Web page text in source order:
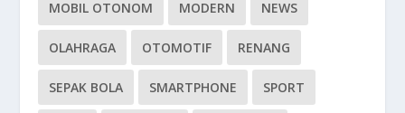
MOBIL OTONOM MODERN NEWS
OLAHRAGA OTOMOTIF RENANG
SEPAK BOLA SMARTPHONE SPORT